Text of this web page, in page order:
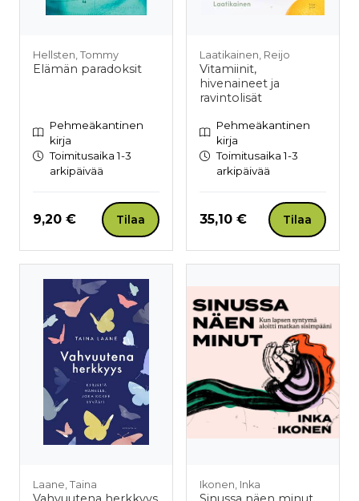
Hellsten, Tommy
Elämän paradoksit
Pehmeäkantinen
kirja
Toimitusaika 1-3
arkipäivää
Hinta nyt
9,20 € Tilaa
Laatikainen, Reijo
Vitamiinit,
hivenaineet ja
ravintolisät
Pehmeäkantinen
kirja
Toimitusaika 1-3
arkipäivää
Hinta nyt
35,10 € Tilaa
Laane, Taina Ikonen, Inka